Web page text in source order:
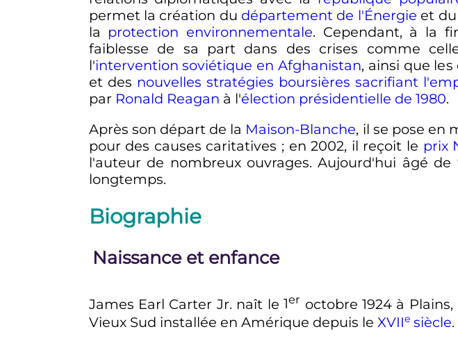
permet la création du département de l'Énergie et
la protection environnementale. Cependant, à la
faiblesse de sa part dans des crises comme
l'intervention soviétique en Afghanistan, ainsi que
et des nouvelles stratégies boursières sacrifiant
par Ronald Reagan à l'élection présidentielle de 1980.
Après son départ de la Maison-Blanche, il se pose en
pour des causes caritatives ; en 2002, il reçoit le prix
l'auteur de nombreux ouvrages. Aujourd'hui âgé de
longtemps.
Biographie
Naissance et enfance
James Earl Carter Jr. naît le1er octobre 1924à Plains,
Vieux Sud installée en Amérique depuis le XVIIesiècle.